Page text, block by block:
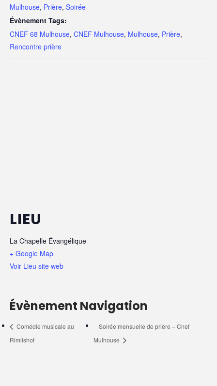
Mulhouse, Prière, Soirée
Évènement Tags:
CNEF 68 Mulhouse, CNEF Mulhouse, Mulhouse, Prière,
Rencontre prière
LIEU
La Chapelle Évangélique
+ Google Map
Voir Lieu site web
Évènement Navigation
Comédie musicale au
Rimlishof
Soirée mensuelle de prière – Cnef
Mulhouse